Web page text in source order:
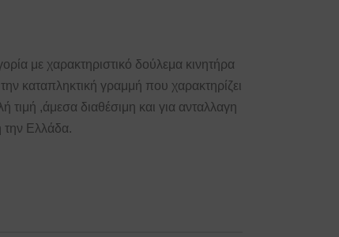
με χαρακτηριστικό δούλεμα κινητήρα
καταπληκτική γραμμή που χαρακτηρίζει
,άμεσα διαθέσιμη και για ανταλλαγη
την Ελλάδα.